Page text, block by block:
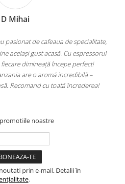
D Mihai
pasionat de cafeaua de specialitate,
același gust acasă. Cu espressorul
dimineață începe perfect!
are o aromă incredibilă –
Recomand cu toată încrederea!
noastre
prin e-mail. Detalii în
.